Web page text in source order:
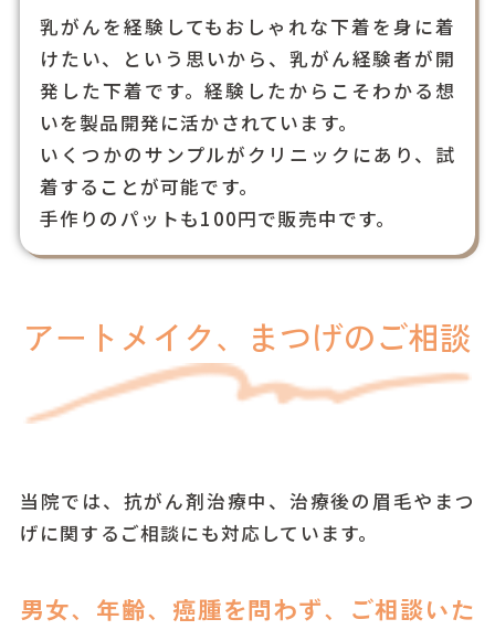
乳がんを経験してもおしゃれな下着を身に着
けたい、という思いから、乳がん経験者が開
発した下着です。経験したからこそわかる想
いを製品開発に活かされています。
いくつかのサンプルがクリニックにあり、試
着することが可能です。
手作りのパットも100円で販売中です。
アートメイク、まつげのご相談
当院では、抗がん剤治療中、治療後の眉毛やまつ
げに関するご相談にも対応しています。
男女、年齢、癌腫を問わず、ご相談いた